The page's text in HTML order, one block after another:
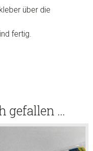
über die
fertig.
gefallen …